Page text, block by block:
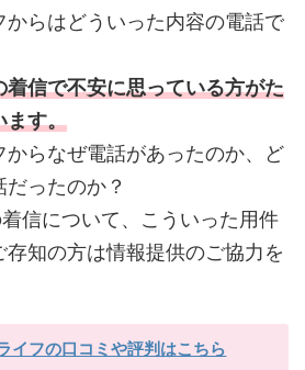
からはどういった内容の電話で
信で不安に思っている方がた
ます。
からなぜ電話があったのか、ど
ったのか？
信について、こういった用件
知の方は情報提供のご協力を
イフの口コミや評判はこちら